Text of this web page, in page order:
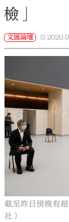
檢」
文匯論壇
截至昨日傍晚有
社）